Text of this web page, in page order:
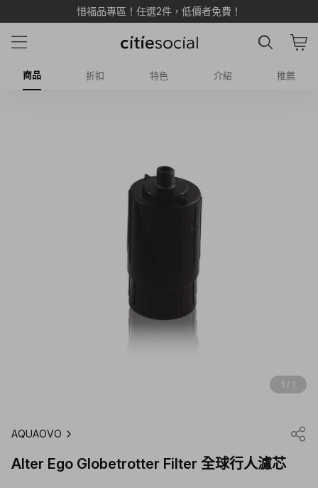
惜福品專區！任選2件，低價者免費！
商品 折扣 特色 介紹 推薦
1 / 1
AQUAOVO
Alter Ego Globetrotter Filter 全球行人濾芯